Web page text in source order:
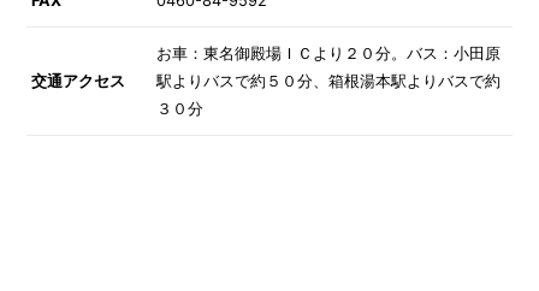
交通アクセス
お車：東名御殿場ＩＣより２０分。バス：小田原
駅よりバスで約５０分、箱根湯本駅よりバスで約
３０分